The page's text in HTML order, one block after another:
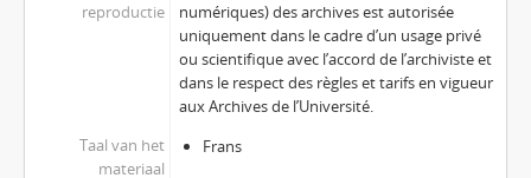
reproductie
numériques) des archives est autorisée
uniquement dans le cadre d’un usage privé
ou scientifique avec l’accord de l’archiviste et
dans le respect des règles et tarifs en vigueur
aux Archives de l’Université.
Taal van het
materiaal
Frans